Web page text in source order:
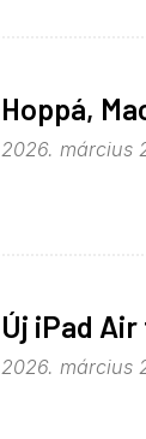
Hoppá,
2026. március
Új iPad
2026. március